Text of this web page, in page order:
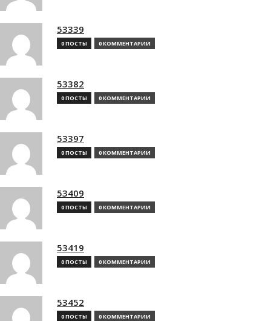
53339
0 ПОСТЫ 0 КОММЕНТАРИИ
53382
0 ПОСТЫ 0 КОММЕНТАРИИ
53397
0 ПОСТЫ 0 КОММЕНТАРИИ
53409
0 ПОСТЫ 0 КОММЕНТАРИИ
53419
0 ПОСТЫ 0 КОММЕНТАРИИ
53452
0 ПОСТЫ 0 КОММЕНТАРИИ